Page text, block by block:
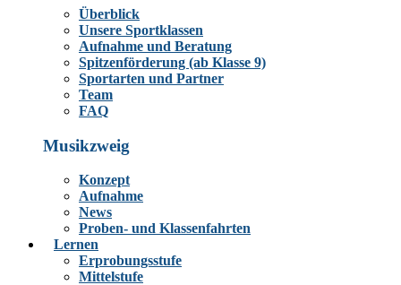
Überblick
Unsere Sportklassen
Aufnahme und Beratung
Spitzenförderung (ab Klasse 9)
Sportarten und Partner
Team
FAQ
Musikzweig
Konzept
Aufnahme
News
Proben- und Klassenfahrten
Lernen
Erprobungsstufe
Mittelstufe